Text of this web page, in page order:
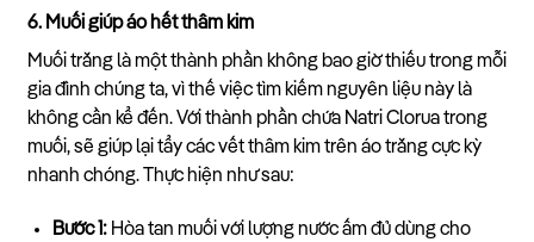
6. Muối giúp áo hết thâm kim
Muối trắng là một thành phần không bao giờ thiếu trong mỗi
gia đình chúng ta, vì thế việc tìm kiếm nguyên liệu này là
không cần kể đến. Với thành phần chứa Natri Clorua trong
muối, sẽ giúp lại tẩy các vết thâm kim trên áo trắng cực kỳ
nhanh chóng. Thực hiện như sau:
Bước 1: Hòa tan muối với lượng nước ấm đủ dùng cho